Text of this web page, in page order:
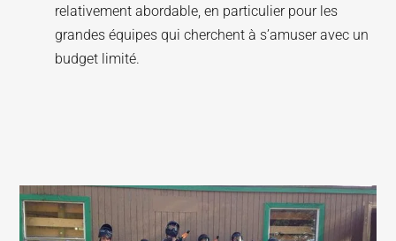
relativement abordable, en particulier pour les
grandes équipes qui cherchent à s’amuser avec un
budget limité.